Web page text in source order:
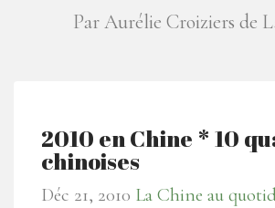
Par Aurélie Croiziers de
2010 en Chine * 10
chinoises
Déc 21, 2010 La Chine au